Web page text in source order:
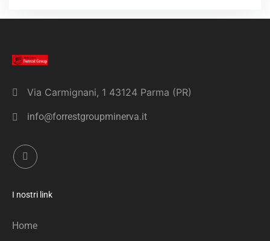
Via Carmignani, 1 43124 Parma (PR)
info@forrestgroupminerva.it
I nostri link
Home